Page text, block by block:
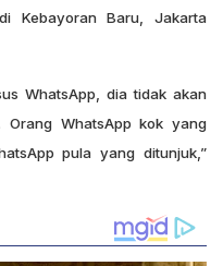
Kebayoran Baru, Jakarta
WhatsApp, dia tidak akan
WhatsApp kok yang
pula yang ditunjuk,”